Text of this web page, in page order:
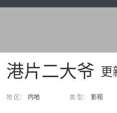
更
港片二大爷
地 区： 内地 类 型： 影视